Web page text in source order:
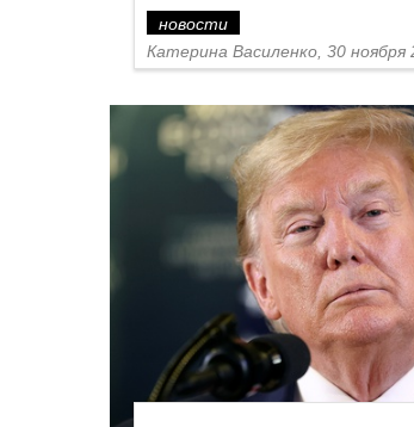
новости
Катерина Василенко, 30 ноября